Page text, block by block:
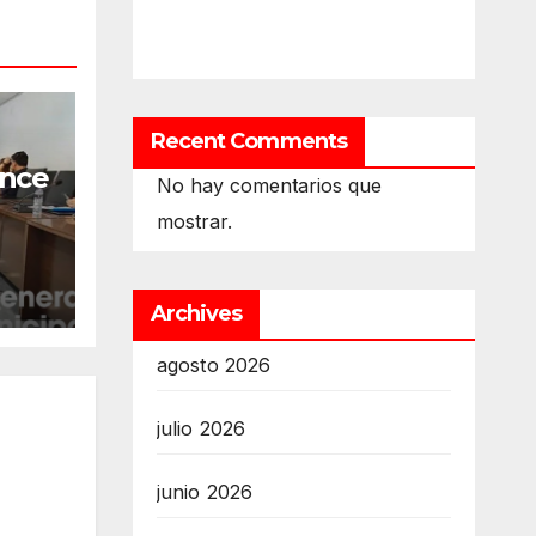
Recent Comments
No hay comentarios que
mostrar.
Archives
agosto 2026
julio 2026
junio 2026